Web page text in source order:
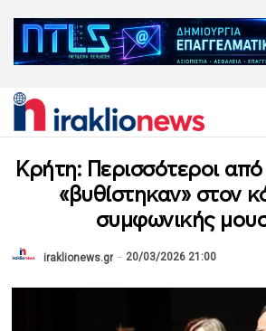
Κρήτη: Περισσότεροι
«βυθίστηκαν» στον
συμφωνικής
iraklionews.gr 20/03/2026 21:00